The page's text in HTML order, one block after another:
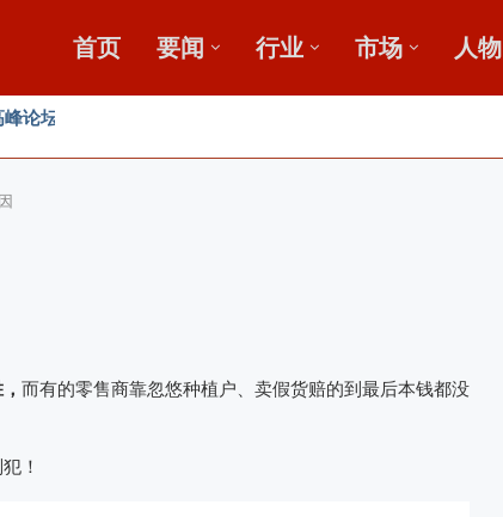
首页 要闻 行业 市场 人物
磅启幕
而有的零售商靠忽悠种植户、卖假货赔的到最后本钱都没
！